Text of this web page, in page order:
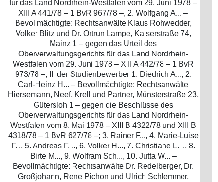
für das Land Nordrhein-Westfalen vom 29. Juni 1978 –
XIII A 441/78 – 1 BvR 967/78 –, 2. Wolfgang A... –
Bevollmächtigte: Rechtsanwälte Klaus Rohwedder,
Volker Blitz und Dr. Ortrun Lampe, Kaiserstraße 74,
Mainz 1 – gegen das Urteil des
Oberverwaltungsgerichts für das Land Nordrhein-
Westfalen vom 29. Juni 1978 – XIII A 442/78 – 1 BvR
973/78 –; II. der Studienbewerber 1. Diedrich A..., 2.
Carl-Heinz H... – Bevollmächtigte: Rechtsanwälte
Hiersemann, Neef, Krell und Partner, Münsterstraße 23,
Gütersloh 1 – gegen die Beschlüsse des
Oberverwaltungsgerichts für das Land Nordrhein-
Westfalen vom 8. Mai 1978 – XIII B 4322/78 und XIII B
4318/78 – 1 BvR 627/78 –; 3. Rainer F..., 4. Marie-Luise
F..., 5. Andreas F. .., 6. Volker H..., 7. Christiane L. .., 8.
Birte M..., 9. Wolfram Sch..., 10. Jutta W... –
Bevollmächtigte: Rechtsanwälte Dr. Redelberger, Dr.
Großjohann, Rene Pichon und Ulrich Schlemmer,